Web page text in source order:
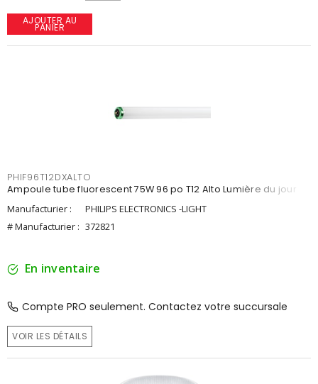
AJOUTER AU
PANIER
PHIF96T12DXALTO
Ampoule tube fluorescent 75W 96 po T12 Alto Lumière du jour
Manufacturier :
PHILIPS ELECTRONICS -LIGHT
# Manufacturier : 372821
En inventaire
Compte PRO seulement. Contactez votre succursale
VOIR LES DÉTAILS